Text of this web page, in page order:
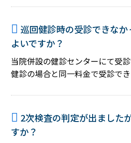
巡回健診時の受診できな
よいですか？
当院併設の健診センターにて受
健診の場合と同一料金で受診でき
2次検査の判定が出ました
すか？